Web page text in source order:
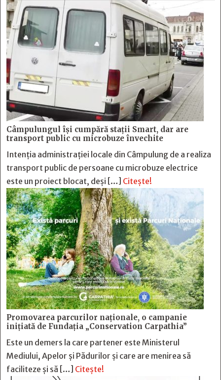
Câmpulungul îşi cumpără staţii Smart, dar are
transport public cu microbuze învechite
Intenția administrației locale din Câmpulung de a realiza
transport public de persoane cu microbuze electrice
este un proiect blocat, deși […] Citește!
Promovarea parcurilor naționale, o campanie
inițiată de Fundația „Conservation Carpathia”
Este un demers la care partener este Ministerul
Mediului, Apelor și Pădurilor și care are menirea să
faciliteze și să […] Citește!